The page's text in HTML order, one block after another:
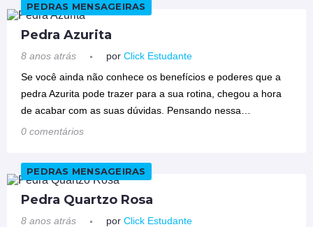
PEDRAS MENSAGEIRAS
Pedra Azurita
8 anos atrás por Click Estudante
Se você ainda não conhece os benefícios e poderes que a
pedra Azurita pode trazer para a sua rotina, chegou a hora
de acabar com as suas dúvidas. Pensando nessa…
0 comentários
PEDRAS MENSAGEIRAS
Pedra Quartzo Rosa
8 anos atrás por Click Estudante